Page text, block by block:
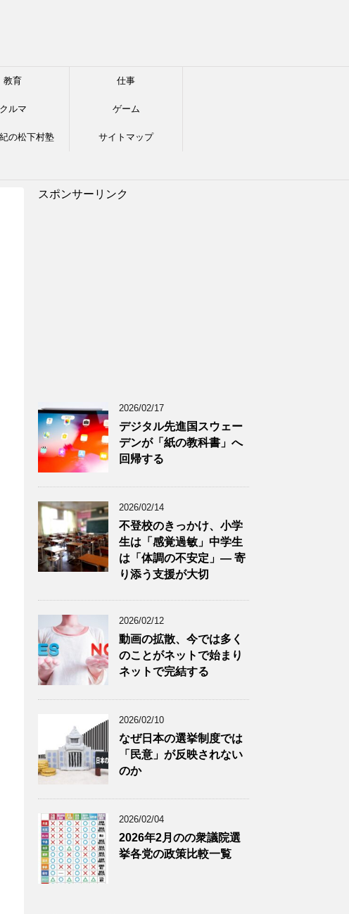
教育 仕事
クルマ ゲーム
の松下村塾 サイトマップ
スポンサーリンク
2026/02/17
デジタル先進国スウェー
デンが「紙の教科書」へ
回帰する
2026/02/14
不登校のきっかけ、小学
生は「感覚過敏」中学生
は「体調の不安定」― 寄
り添う支援が大切
2026/02/12
動画の拡散、今では多く
のことがネットで始まり
ネットで完結する
2026/02/10
なぜ日本の選挙制度では
「民意」が反映されない
のか
2026/02/04
2026年2月のの衆議院選
挙各党の政策比較一覧